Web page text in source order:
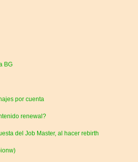
BG
por cuenta
renewal?
del Job Master, al hacer rebirth